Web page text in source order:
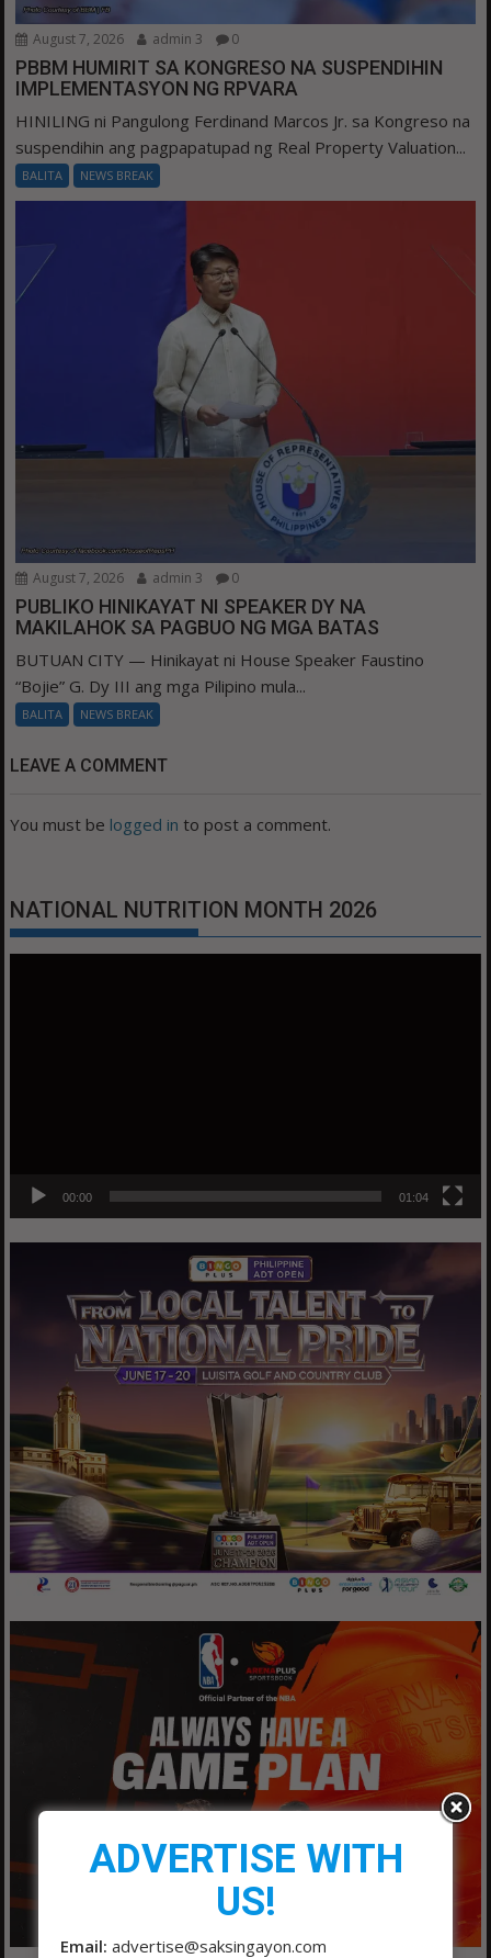
August 7, 2026 admin 3 0
PBBM HUMIRIT SA KONGRESO NA SUSPENDIHIN
IMPLEMENTASYON NG RPVARA
HINILING ni Pangulong Ferdinand Marcos Jr. sa Kongreso na
suspendihin ang pagpapatupad ng Real Property Valuation...
BALITA NEWS BREAK
August 7, 2026 admin 3 0
PUBLIKO HINIKAYAT NI SPEAKER DY NA
MAKILAHOK SA PAGBUO NG MGA BATAS
BUTUAN CITY — Hinikayat ni House Speaker Faustino
“Bojie” G. Dy III ang mga Pilipino mula...
BALITA NEWS BREAK
LEAVE A COMMENT
You must be logged in to post a comment.
NATIONAL NUTRITION MONTH 2026
00:00 01:04
ADVERTISE WITH
US!
Email: advertise@saksingayon.com